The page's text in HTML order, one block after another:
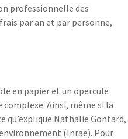
professionnelle des
par an et par personne,
en papier et un opercule
Ainsi, même si la
qu’explique Nathalie Gontard,
(Inrae). Pour